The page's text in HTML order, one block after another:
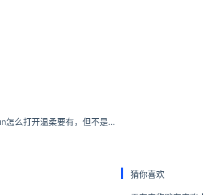
51cg1.fun怎么打开温柔要有，但不是妥协，我们要在安静中，不慌不忙地刚强
猜你喜欢